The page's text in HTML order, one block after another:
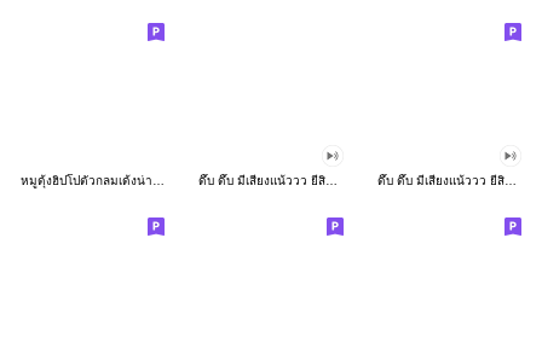
หมูดุ้งฮิปโปตัวกลมเด้งน่ารัก ดึ๊บ ดึ๊บ มีเสียงแน้ววว ยี่สิบเจ็ด ดึ๊บ ดึ๊บ มีเสียงแน้ววว ยี่สิบหก